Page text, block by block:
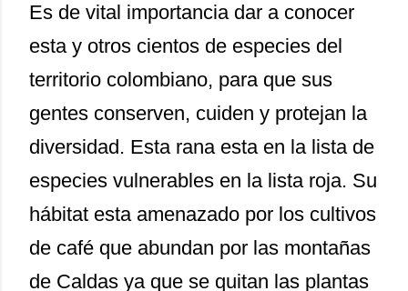
Es de vital importancia dar a conocer
esta y otros cientos de especies del
territorio colombiano, para que sus
gentes conserven, cuiden y protejan la
diversidad. Esta rana esta en la lista de
especies vulnerables en la lista roja. Su
hábitat esta amenazado por los cultivos
de café que abundan por las montañas
de Caldas ya que se quitan las plantas